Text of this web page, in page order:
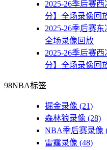
2025-26季后赛
分】全场录像回
2025-26季后赛东
全场录像回放
2025-26季后赛
分】全场录像回
98NBA标签
掘金录像 (21)
森林狼录像 (28)
NBA季后赛录像
雷霆录像 (48)